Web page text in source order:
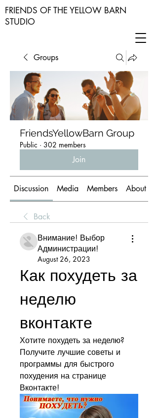
FRIENDS OF THE YELLOW BARN
STUDIO
Groups
FriendsYellowBarn Group
Public · 302 members
Join
Discussion Media Members About
Back
Внимание! Выбор
Администрации!
August 26, 2023
Как похудеть за
неделю
вконтакте
Хотите похудеть за неделю?
Получите лучшие советы и
программы для быстрого
похудения на странице
Вконтакте!